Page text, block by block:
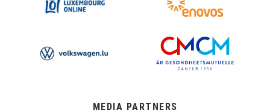
MEDIA PARTNERS